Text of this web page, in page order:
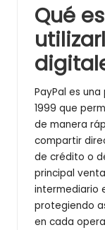
Qué
PayPal es
1999 que
de manera
compartir
de crédito o
principal
intermediario
protegiendo
en cada